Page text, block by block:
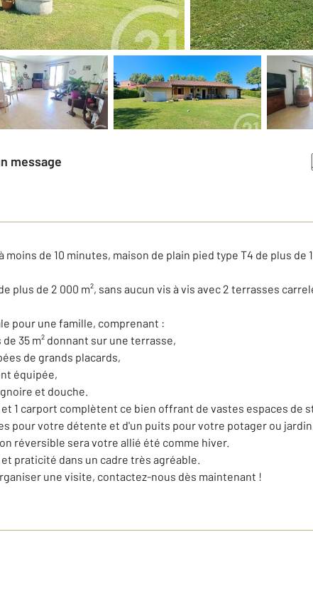
message
moins de 10 minutes, maison de plain pied type T4 de plus
plus de 2 000 m², sans aucun vis à vis avec 2 terrasses
pour une famille, comprenant :
35 m² donnant sur une terrasse,
de grands placards,
équipée,
et douche.
et 1 carport complètent ce bien offrant de vastes espaces de
pour votre détente et d'un puits pour votre potager ou
réversible sera votre allié été comme hiver.
praticité dans un cadre très agréable.
une visite, contactez-nous dès maintenant !